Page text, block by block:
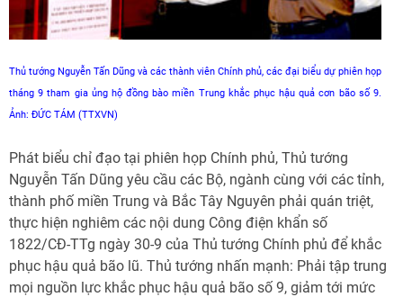
Thủ tướng Nguyễn Tấn Dũng và các thành viên Chính phủ, các đại biểu dự phiên họp
tháng 9 tham gia ủng hộ đồng bào miền Trung khắc phục hậu quả cơn bão số 9.
Ảnh: ĐỨC TÁM (TTXVN)
Phát biểu chỉ đạo tại phiên họp Chính phủ, Thủ tướng
Nguyễn Tấn Dũng yêu cầu các Bộ, ngành cùng với các tỉnh,
thành phố miền Trung và Bắc Tây Nguyên phải quán triệt,
thực hiện nghiêm các nội dung Công điện khẩn số
1822/CĐ-TTg ngày 30-9 của Thủ tướng Chính phủ để khắc
phục hậu quả bão lũ. Thủ tướng nhấn mạnh: Phải tập trung
mọi nguồn lực khắc phục hậu quả bão số 9, giảm tới mức